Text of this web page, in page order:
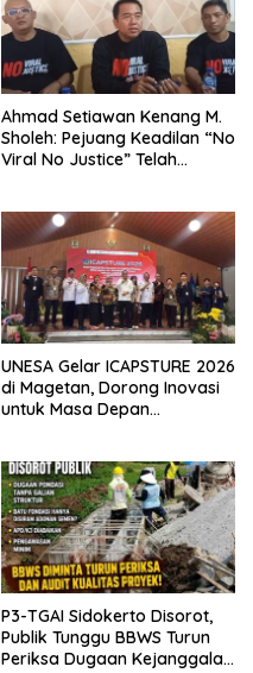
Ahmad Setiawan Kenang M.
Sholeh: Pejuang Keadilan “No
Viral No Justice” Telah
UNESA Gelar ICAPSTURE 2026
di Magetan, Dorong Inovasi
untuk Masa Depan
P3-TGAI Sidokerto Disorot,
Publik Tunggu BBWS Turun
Periksa Dugaan Kejanggalan